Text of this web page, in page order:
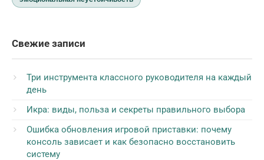
Свежие записи
Три инструмента классного руководителя на каждый
день
Икра: виды, польза и секреты правильного выбора
Ошибка обновления игровой приставки: почему
консоль зависает и как безопасно восстановить
систему